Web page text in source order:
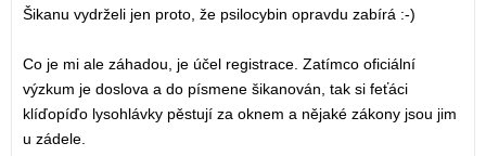
Šikanu vydrželi jen proto, že psilocybin opravdu zabírá :-)
Co je mi ale záhadou, je účel registrace. Zatímco oficiální
výzkum je doslova a do písmene šikanován, tak si feťáci
klíďopíďo lysohlávky pěstují za oknem a nějaké zákony jsou jim
u zádele.